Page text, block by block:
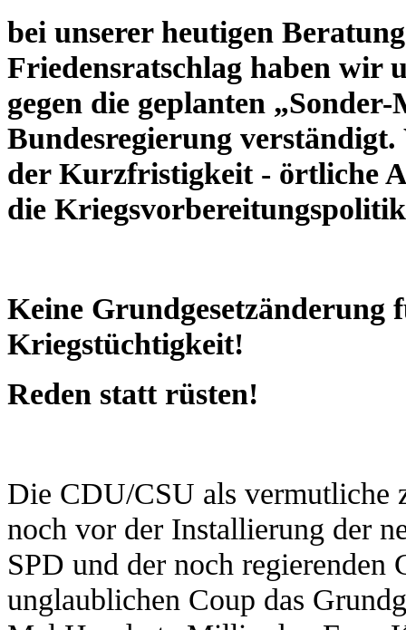
bei unserer heutigen Beratung
Friedensratschlag haben wir
gegen die geplanten
Bundesregierung
der Kurzfristigkeit - örtliche
die
Keine Grundgesetzänderung
Kriegstüchtigkeit!
Reden statt rüsten!
Die CDU/CSU als vermutliche
noch vor der Installierung der
SPD und der noch
unglaublichen Coup das